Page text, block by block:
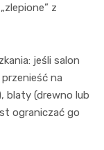
z
jeśli salon
na
blaty (drewno lub
ograniczać go